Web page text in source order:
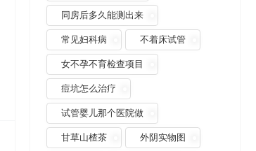
同房后多久能测出来
常见妇科病 不着床试管
女不孕不育检查项目
痘坑怎么治疗
试管婴儿那个医院做
甘草山楂茶 外阴实物图